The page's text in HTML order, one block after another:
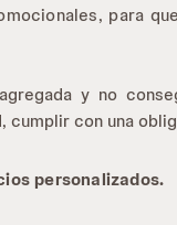
para
y no
con una
personalizados.